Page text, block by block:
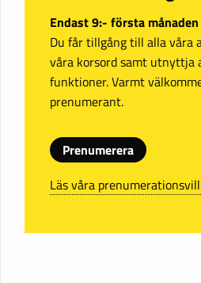
Endast 9:- första månaden
Du får tillgång till alla våra
våra korsord samt utnyttja
funktioner. Varmt
prenumerant.
Prenumerera
Läs våra